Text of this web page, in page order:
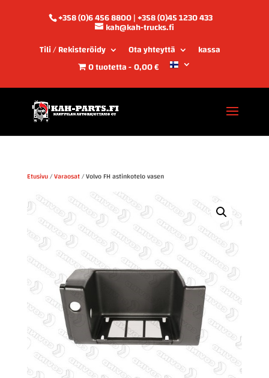
+358 (0)6 456 8800 | +358 (0)45 1230 433
kah@kah-trucks.fi
Tili / Rekisteröidy
Ota yhteyttä
kassa
0 tuotetta 0,00 €
Etusivu/Varaosat/ Volvo FH astinkotelo vasen